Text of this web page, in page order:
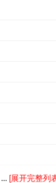
... [展开完整列